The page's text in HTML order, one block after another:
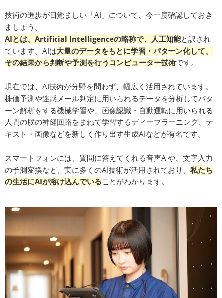
技術の進歩が目覚ましい「AI」について、今一度確認しておき
ましょう。
AIとは、Artificial Intelligenceの略称で、人工知能と訳され
ています。AIは大量のデータをもとに学習・パターン化して、
その結果から判断や予測を行うコンピューター技術です。
現在では、AI技術が分野を問わず、幅広く活用されています。
株価予測や迷惑メール判定に用いられるデータを分析してパタ
ーン解析をする機械学習や、画像認識・自動運転に用いられる
人間の脳の神経回路をまねて学習するディープラーニング、テ
キスト・画像などを新しく作り出す生成AIなどが有名です。
スマートフォンには、質問に答えてくれる音声AIや、文字入力
の予測変換など、実に多くのAI技術が活用されており、 私たち
の生活にAIが溶け込んでいることがわかります。